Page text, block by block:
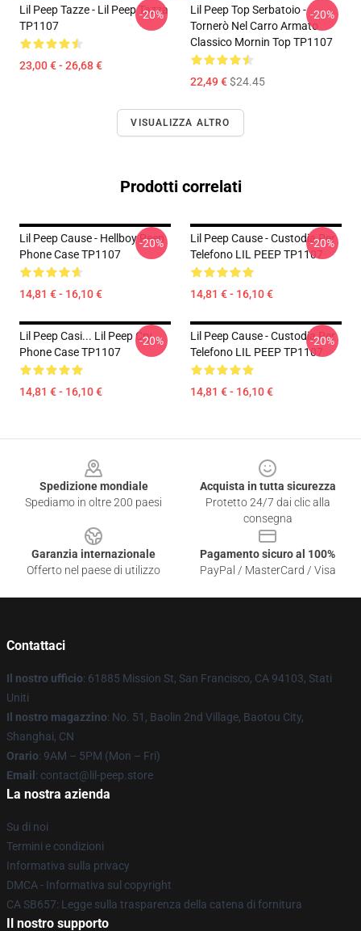
Lil Peep Tazze - Lil Peep Tazza
TP1107
23,00 € - 26,68 €
-20%
Lil Peep Top Serbatoio -
Tornerò Nel Carro Armato
Classico Mornin Top TP1107
22,49 €$24.45
-20%
VISUALIZZA ALTRO
Prodotti correlati
Lil Peep Cause - Hellboy Peep
Phone Case TP1107
14,81 € - 16,10 €
-20%
Lil Peep Cause - Custodia Per
Telefono LIL PEEP TP1107
14,81 € - 16,10 €
-20%
Lil Peep Casi... Lil Peep Cry
Phone Case TP1107
14,81 € - 16,10 €
-20%
Lil Peep Cause - Custodia Per
Telefono LIL PEEP TP1107
14,81 € - 16,10 €
-20%
Spedizione mondiale
Spediamo in oltre 200 paesi
Acquista in tutta sicurezza
Protetto 24/7 dai clic alla
consegna
Garanzia internazionale
Offerto nel paese di utilizzo
Pagamento sicuro al 100%
PayPal / MasterCard / Visa
Contattaci
Il nostro ufficio: 61885 Mission St, San Francisco, CA 94103, Stati
Uniti
Il nostro magazzino: No. 51, Baolin 2nd Village, Baotou City,
Shanghai, CN
Orario: 9AM – 5PM (Mon – Fri)
Email : contact@lil-peep.store
La nostra azienda
Su di noi
Termini e condizioni
Informativa sulla privacy
DMCA - Informativa sul copyright
CA SB657: Legge sulla trasparenza della catena di fornitura
Il nostro supporto